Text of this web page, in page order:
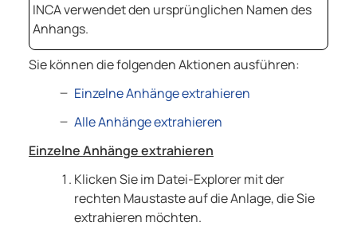
INCAverwendet den ursprünglichen Namen des
Anhangs.
Sie können die folgenden Aktionen ausführen:
Einzelne Anhänge extrahieren
Alle Anhänge extrahieren
Einzelne Anhänge extrahieren
Klicken Sie im Datei-Explorer mit der
rechten Maustaste auf die Anlage, die Sie
extrahieren möchten.